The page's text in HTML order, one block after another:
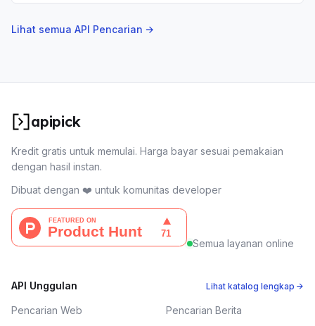
Lihat semua API Pencarian →
apipick
Kredit gratis untuk memulai. Harga bayar sesuai pemakaian
dengan hasil instan.
Dibuat dengan ❤️ untuk komunitas developer
Semua layanan online
API Unggulan Lihat katalog lengkap →
Pencarian Web
Pencarian Berita